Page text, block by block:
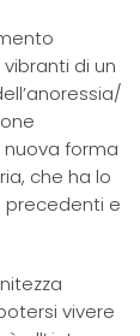
di un
forma
che ha lo
precedenti e
vivere